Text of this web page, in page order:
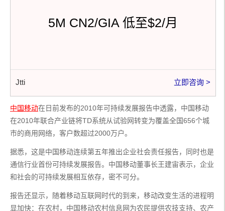
5M CN2/GIA 低至$2/月
Jtti 立即咨询 >
中国移动在日前发布的2010年可持续发展报告中透露，中国移动
在2010年联合产业链将TD系统从试验网转变为覆盖全国656个城
市的商用网络，客户数超过2000万户。
据悉，这是中国移动连续第五年推出企业社会责任报告，同时也是
通信行业首份可持续发展报告。中国移动董事长王建宙表示，企业
和社会的可持续发展相互依存，密不可分。
报告还显示，随着移动互联网时代的到来，移动改变生活的进程明
显加快：在农村，中国移动农村信息网为农民提供农技支持、农产